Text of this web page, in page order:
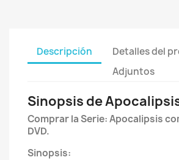
Descripción
Detalles del
Adjuntos
Sinopsis de
Comprar la Serie: Apocalipsis
DVD.
Sinopsis: